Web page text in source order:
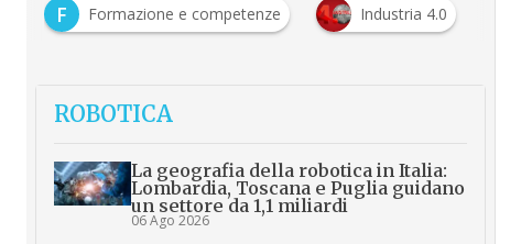
F
Formazione e competenze Industria 4.0
ROBOTICA
La geografia della robotica in Italia:
Lombardia, Toscana e Puglia guidano
un settore da 1,1 miliardi
06 Ago 2026